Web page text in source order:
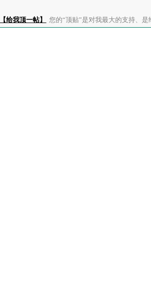
【给我顶一帖】 您的“顶贴”是对我最大的支持、